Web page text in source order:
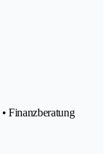
Finanzberatung